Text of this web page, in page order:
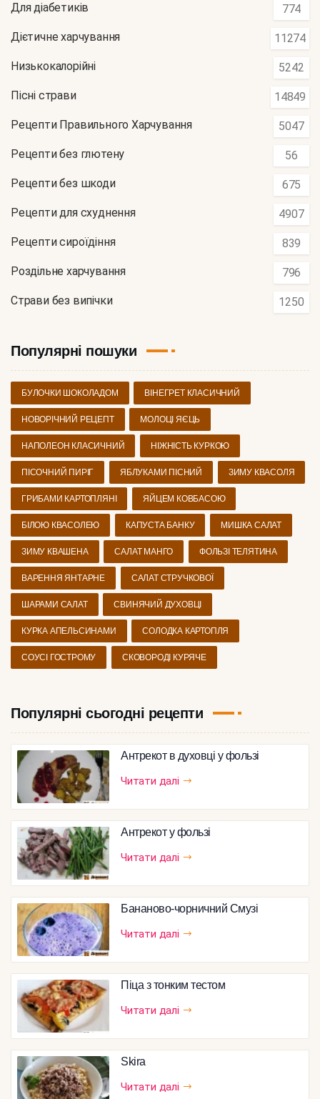
Для діабетиків 774
Дієтичне харчування 11274
Низькокалорійні 5242
Пісні страви 14849
Рецепти Правильного Харчування 5047
Рецепти без глютену 56
Рецепти без шкоди 675
Рецепти для схуднення 4907
Рецепти сироїдіння 839
Роздільне харчування 796
Страви без випічки 1250
Популярні пошуки
БУЛОЧКИ ШОКОЛАДОМ ВІНЕГРЕТ КЛАСИЧНИЙ
НОВОРІЧНИЙ РЕЦЕПТ МОЛОЦІ ЯЄЦЬ
НАПОЛЕОН КЛАСИЧНИЙ НІЖНІСТЬ КУРКОЮ
ПІСОЧНИЙ ПИРІГ ЯБЛУКАМИ ПІСНИЙ ЗИМУ КВАСОЛЯ
ГРИБАМИ КАРТОПЛЯНІ ЯЙЦЕМ КОВБАСОЮ
БІЛОЮ КВАСОЛЕЮ КАПУСТА БАНКУ МИШКА САЛАТ
ЗИМУ КВАШЕНА САЛАТ МАНГО ФОЛЬЗІ ТЕЛЯТИНА
ВАРЕННЯ ЯНТАРНЕ САЛАТ СТРУЧКОВОЇ
ШАРАМИ САЛАТ СВИНЯЧИЙ ДУХОВЦІ
КУРКА АПЕЛЬСИНАМИ СОЛОДКА КАРТОПЛЯ
СОУСІ ГОСТРОМУ СКОВОРОДІ КУРЯЧЕ
Популярні сьогодні рецепти
Антрекот в духовці у фользі
Читати далі
Антрекот у фользі
Читати далі
Бананово-чорничний Смузі
Читати далі
Піца з тонким тестом
Читати далі
Skira
Читати далі